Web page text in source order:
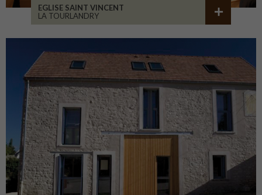
EGLISE SAINT VINCENT
LA TOURLANDRY